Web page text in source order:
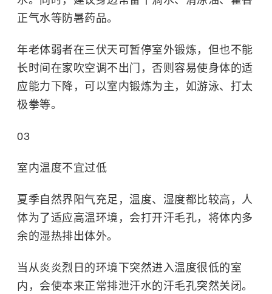
正气水等防暑药品。
年老体弱者在三伏天可暂停室外锻炼，但也不能
长时间在家吹空调不出门，否则容易使身体的适
应能力下降，可以室内锻炼为主，如游泳、打太
极拳等。
03
室内温度不宜过低
夏季自然界阳气充足，温度、湿度都比较高，人
体为了适应高温环境，会打开汗毛孔，将体内多
余的湿热排出体外。
当从炎炎烈日的环境下突然进入温度很低的室
内，会使本来正常排泄汗水的汗毛孔突然关闭。